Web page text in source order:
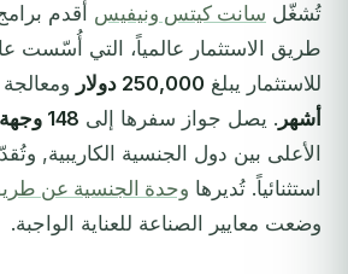
تُشغّل سانت كيتس ونيفيس أقدم
للاستثمار يبلغ 250,000 دولار
أشهر . يصل جواز سفرها إلى 148 وجهة بدون تأشيرة
الأعلى بين دول الجنسية الكاريبية,
استثنائياً. تُديرها وحدة الجنسية عن
وضعت معايير الصناعة للعناية الواجبة.